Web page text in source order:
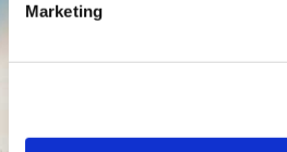
Marketing